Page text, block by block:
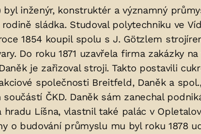
byl inženýr, konstruktér a významný
sládka. Studoval polytechniku ve
1854 koupil spolu s J. Götzlem
Do roku 1871 uzavřela firma zakázky
je zařizoval stroji. Takto postavili
společnosti Breitfeld, Daněk a
ČKD. Daněk sám zanechal
Líšna, vlastnil také palác v
o budování průmyslu mu byl roku 1878